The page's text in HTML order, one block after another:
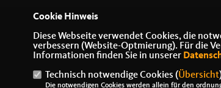
Cookie Hinweis
Diese Webseite verwendet Cookies, die
verbessern (Website-Optmierung). Für die
Informationen finden Sie in unserer
Technisch notwendige Cookies (Übersicht
Die notwendigen Cookies werden allein für den